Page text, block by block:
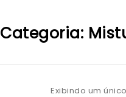
Categoria:
Exibindo um